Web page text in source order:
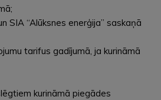
“Alūksnes enerģija” saskaņā
tarifus gadījumā, ja kurināmā
kurināmā piegādes